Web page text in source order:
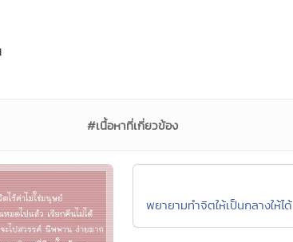
#เนื้อหาที่เกี่ยวข้อง
พยายามทำจิตให้เป็นกลางให้ได้